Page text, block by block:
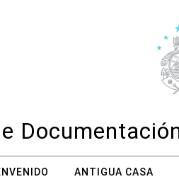
ANTIGUA CASA